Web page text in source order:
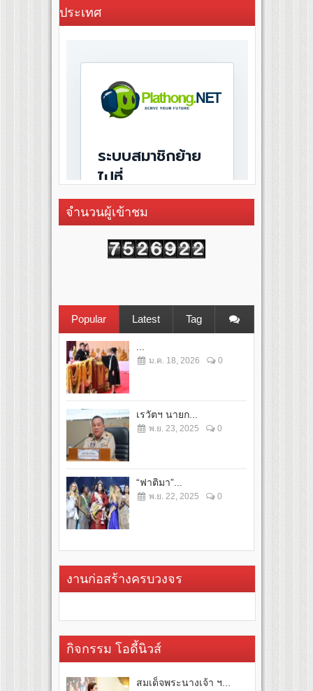
ประเทศ
จำนวนผู้เข้าชม
Popular Latest Tag
...
ม.ค. 18, 2026 0
เรวัตฯ นายก...
พ.ย. 23, 2025 0
“ฟาติมา”...
พ.ย. 22, 2025 0
งานก่อสร้างครบวงจร
กิจกรรม โอดี้นิวส์
สมเด็จพระนางเจ้า ฯ...